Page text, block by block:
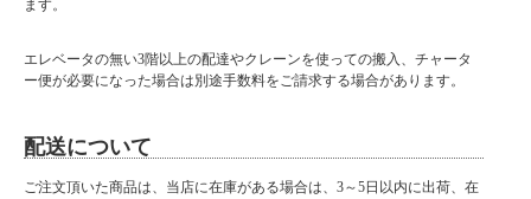
ます。
エレベータの無い3階以上の配達やクレーンを使っての搬入、チャータ
ー便が必要になった場合は別途手数料をご請求する場合があります。
配送について
ご注文頂いた商品は、当店に在庫がある場合は、3～5日以内に出荷、在